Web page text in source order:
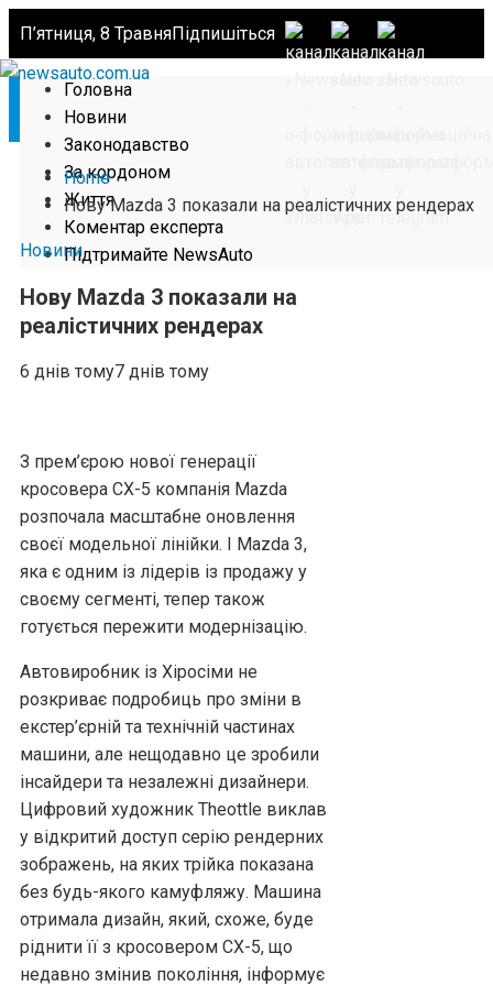
П’ятниця, 8 ТравняПідпишіться
Головна
Новини
Законодавство
За кордоном
Життя
Коментар експерта
Підтримайте NewsAuto
Home
Нову Mazda 3 показали на реалістичних рендерах
Новини
Нову Mazda 3 показали на
реалістичних рендерах
6 днів тому7 днів тому
З прем’єрою нової генерації
кросовера CX-5 компанія Mazda
розпочала масштабне оновлення
своєї модельної лінійки. І Mazda 3,
яка є одним із лідерів із продажу у
своєму сегменті, тепер також
готується пережити модернізацію.
Автовиробник із Хіросіми не
розкриває подробиць про зміни в
екстер’єрній та технічній частинах
машини, але нещодавно це зробили
інсайдери та незалежні дизайнери.
Цифровий художник Theottle виклав
у відкритий доступ серію рендерних
зображень, на яких трійка показана
без будь-якого камуфляжу. Машина
отримала дизайн, який, схоже, буде
ріднити її з кросовером CX-5, що
недавно змінив покоління, інформує